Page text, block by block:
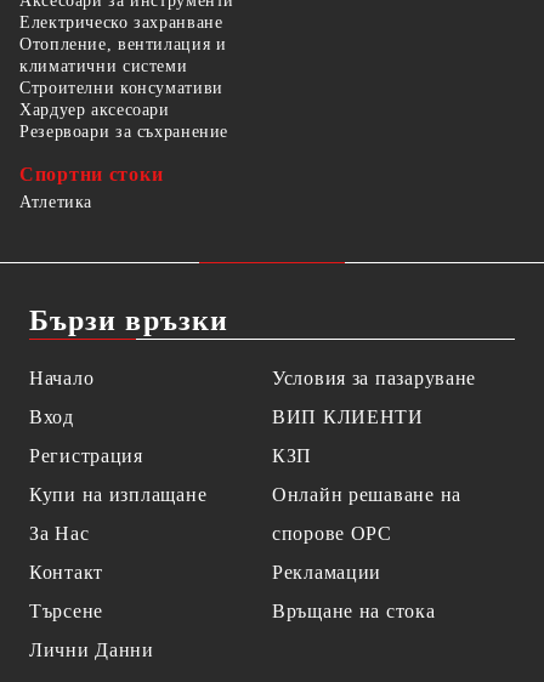
Електрическо захранване
Отопление, вентилация и
климатични системи
Строителни консумативи
Хардуер аксесоари
Резервоари за съхранение
Спортни стоки
Атлетика
Бързи връзки
Начало
Вход
Регистрация
Купи на изплащане
За Нас
Контакт
Търсене
Лични Данни
Условия за пазаруване
ВИП КЛИЕНТИ
КЗП
Онлайн решаване на
спорове OPC
Рекламации
Връщане на стока